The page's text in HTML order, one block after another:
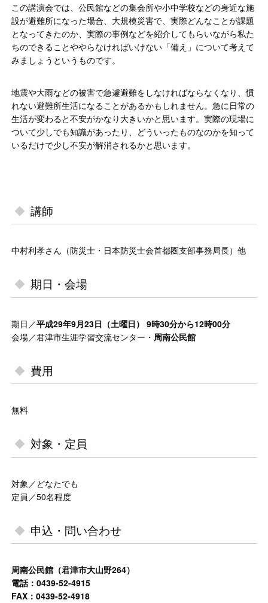
この講演会では、公民館などの集会所や小中学校などの身近な施
設が避難所になった場合、大規模災害で、実際どんなことが課題
となってきたのか、実際の事例などを紹介してもらいながら私た
ちのできることややらなければいけない「備え」について考えて
みましょうというものです。
地震や大雨などの被害で急遽避難をしなければならなくなり、慣
れない避難所生活になることがあるかもしれません。急に日常の
生活が変わると不安がかなり大きいかと思います。実際の現場に
ついて少しでも知識があったり、どういったものなのかを知って
いるだけで少し不安が解消されるかと思います。
講師
中村利孝さん（防災士・日本防災士会首都圏支部事務局長）他
期日・会場
期日／平成29年9月23日（土曜日） 9時30分から12時00分
会場／君津市生涯学習交流センター・ 周南公民館
費用
無料
対象・定員
対象／どなたでも
定員／50名程度
申込・問い合わせ
周南公民館（君津市大山野264）
電話：0439-52-4915
FAX：0439-52-4918